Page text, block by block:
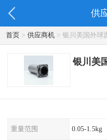
供
首页> 供应商机> 银川美国外球
银川美
重量范围 0.05-1.5kg